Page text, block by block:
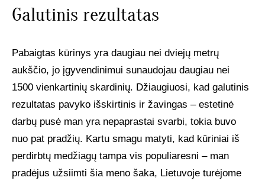
Galutinis rezultatas
Pabaigtas kūrinys yra daugiau nei dviejų metrų
aukščio, jo įgyvendinimui sunaudojau daugiau nei
1500 vienkartinių skardinių. Džiaugiuosi, kad galutinis
rezultatas pavyko išskirtinis ir žavingas – estetinė
darbų pusė man yra nepaprastai svarbi, tokia buvo
nuo pat pradžių. Kartu smagu matyti, kad kūriniai iš
perdirbtų medžiagų tampa vis populiaresni – man
pradėjus užsiimti šia meno šaka, Lietuvoje turėjome